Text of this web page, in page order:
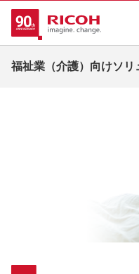
福祉業（介護）向けソリ
セミナー